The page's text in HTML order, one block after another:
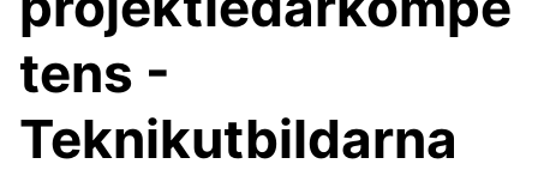
tens -
Teknikutbildarna